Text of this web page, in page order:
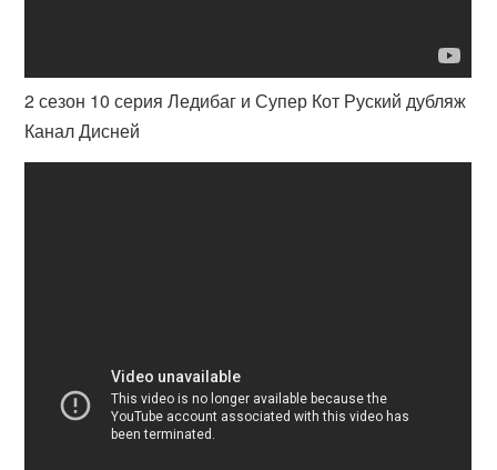
2 сезон 10 серия Ледибаг и Супер Кот Руский дубляж
Канал Дисней